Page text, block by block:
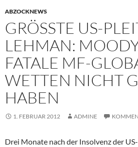
ABZOCKNEWS
GRÖSSTE US-
EHMAN:
ATALE MF-
ETTEN NICHT
ABEN
1. FEBRUAR 2012 ADMINE
Drei Monate nach der Insolvenz der